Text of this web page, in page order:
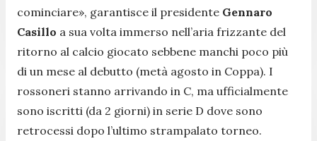
cominciare», garantisce il presidente Gennaro
Casillo a sua volta immerso nell’aria frizzante del
ritorno al calcio giocato sebbene manchi poco più
di un mese al debutto (metà agosto in Coppa). I
rossoneri stanno arrivando in C, ma ufficialmente
sono iscritti (da 2 giorni) in serie D dove sono
retrocessi dopo l’ultimo strampalato torneo.